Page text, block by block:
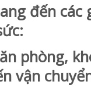
đến
phòng,
vận